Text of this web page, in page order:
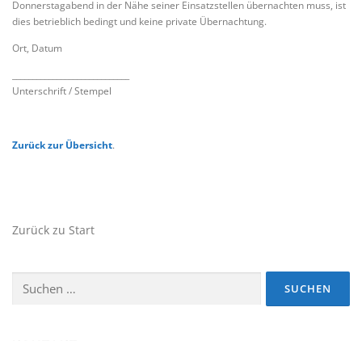
Donnerstagabend in der Nähe seiner Einsatzstellen übernachten muss, ist
dies betrieblich bedingt und keine private Übernachtung.
Ort, Datum
Unterschrift / Stempel
Zurück zur Übersicht.
Zurück zu Start
nach: